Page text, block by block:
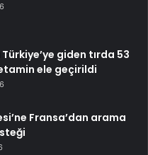
Türkiye’ye giden tırda 53
ele geçirildi
Fransa’dan arama